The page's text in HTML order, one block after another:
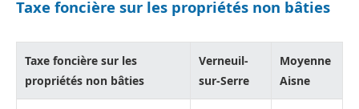
Taxe foncière sur les propriétés non bâties
Taxe foncière sur les
propriétés non bâties
Verneuil-
sur-Serre
Moyenne
Aisne